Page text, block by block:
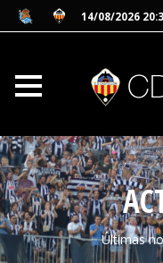
14/08/2026
Últimas